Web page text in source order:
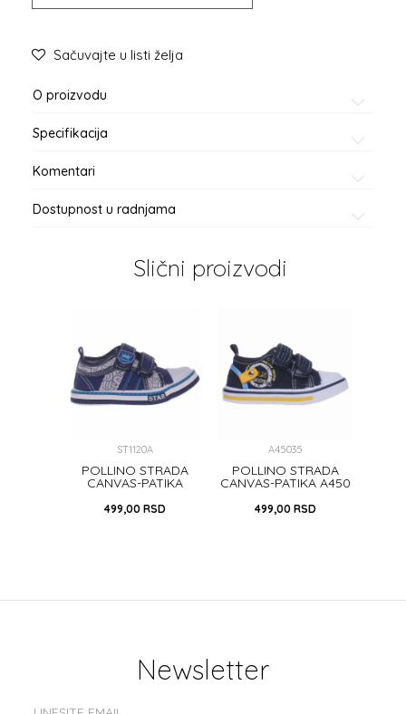
Sačuvajte u listi želja
O proizvodu
Specifikacija
Komentari
Dostupnost u radnjama
Slični proizvodi
ST1120A
POLLINO STRADA
CANVAS-PATIKA
499,00 RSD
A45035
POLLINO STRADA
CANVAS-PATIKA A450
499,00 RSD
Newsletter